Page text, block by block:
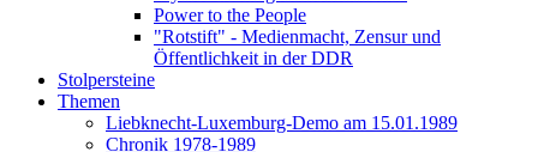
Power to the People
"Rotstift" - Medienmacht, Zensur und
Öffentlichkeit in der DDR
Stolpersteine
Themen
Liebknecht-Luxemburg-Demo am 15.01.1989
Chronik 1978-1989